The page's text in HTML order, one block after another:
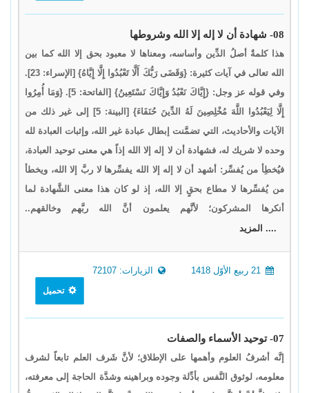
08- شهادة أن لا إله إلا الله وشروطها
هذا كلمةٌ أصلُ الدِّين وأساسه، ومعناها لا معبود بحق إلا الله كما بين
الله تعالى في آيات كثيرة: {وَقَضَى رَبُّكَ أَلَّا تَعْبُدُوا إِلَّا إِيَّاهُ} [الإسراء: 23].
وفي قوله عز وجل: {إِيَّاكَ نَعْبُدُ وَإِيَّاكَ نَسْتَعِينُ} [الفاتحة: 5]. {وَمَا أُمِرُوا
إِلَّا لِيَعْبُدُوا اللَّهَ مُخْلِصِينَ لَهُ الدِّينَ حُنَفَاءَ} [البينة: 5] إلى غير ذلك من
الآيات والأحاديث، التي تضمَّنت إبطال عبادة غير الله، وإثبات العبادة لله
وحده لا شريك له، فشهادة أن لا إله إلا الله إذاً هي معنى توحيد العبادة،
فيُخطِأ من يُفسِّر: أشهد أن لا إله إلا الله يفسِّرها لا ربَّ إلا الله، ويخطأ
من يُفسِّرها لا مطاع بحقٍ إلا الله، إذ لو كان هذا معنى الشَّهادة لما
أنكرها المشركون؛ لأنَّهم يعلمون أنَّ الله ربَّهم وخالقهم..
.... المزيد
الزيارات: 72107
تحميل
07- توحيد الأسماء والصفات
إنَّه أشرفُ العلوم وأهمها على الإطلاق؛ لأنَّ شَرف العلم تابعاً لشرف
معلومه، لوثوق النَّفس بأدِّلة وجوده وبراهينه وشدَّة الحاجة إلى معرفته،